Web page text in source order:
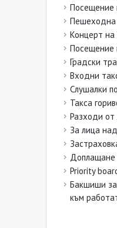
Посещение
Пешеходна
Концерт на
Посещение
Градски
Входни
Слушалки
Такса
Разходи от
За лица
Доплащане
Priority
Бакшиши за
към